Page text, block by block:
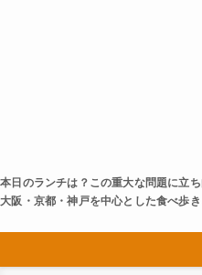
本日のランチは？この重大な問題に立ち
大阪・京都・神戸を中心とした食べ歩き